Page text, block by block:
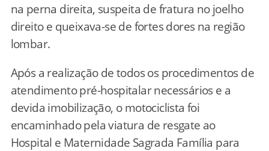
na perna direita, suspeita de fratura no joelho
direito e queixava-se de fortes dores na região
lombar.
Após a realização de todos os procedimentos de
atendimento pré-hospitalar necessários e a
devida imobilização, o motociclista foi
encaminhado pela viatura de resgate ao
Hospital e Maternidade Sagrada Família para